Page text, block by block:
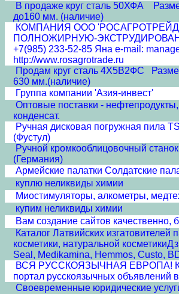
В продаже круг сталь 50ХФА
до160 мм. (наличие)
КОМПАНИЯ ООО
ПОЛНОЖИРНУЮ-
+7(985) 233-52-85 Яна e-mail:
http://www.rosagrotrade.ru
Продам круг сталь 4Х5В2ФС
630 мм.(наличие)
Группа компании 'Азия-инвест'
Оптовые поставки -
конденсат.
Ручная дисковая погружная пила
(Фустул)
Ручной кромкооблицовочный
(Германия)
Армейские палатки Солдатские
куплю неликвиды химии
Миостимуляторы, алкометры,
купим неликвиды химии
Вам создание сайтов качественно,
Каталог Латвийских
косметики, натуральной
Seal, Medikamina, Hemmos, Custo,
ВСЯ РУССКОЯЗЫЧНАЯ ЕВРОПА!
портал русскоязычных объявлений
Своевременные юридические